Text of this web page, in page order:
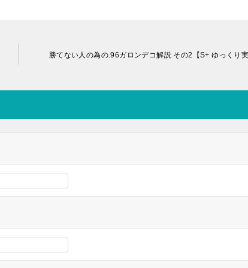
勝てない人の為の.96ガロンデコ解説 その2【S+ ゆっくり